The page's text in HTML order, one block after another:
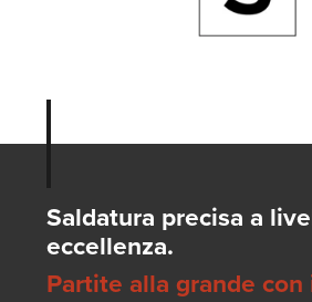
Saldatura precisa a
eccellenza.
Partite alla grande con